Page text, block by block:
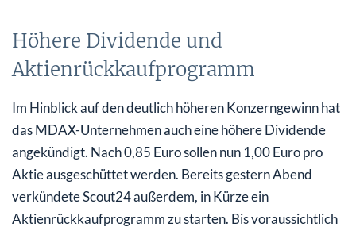
Höhere Dividende und
Aktienrückkaufprogramm
Im Hinblick auf den deutlich höheren Konzerngewinn hat
das MDAX-Unternehmen auch eine höhere Dividende
angekündigt. Nach 0,85 Euro sollen nun 1,00 Euro pro
Aktie ausgeschüttet werden. Bereits gestern Abend
verkündete Scout24 außerdem, in Kürze ein
Aktienrückkaufprogramm zu starten. Bis voraussichtlich